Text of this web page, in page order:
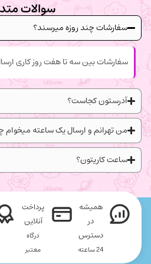
سوالات
سفارشات چند روزه میرسند؟
سفارشات بین سه تا هفت روز کاری
آدرستون کجاست؟
من تهرانم و ارسال یک ساعته میخوام
ساعت کاریتون؟
همیشه
در
دسترس
24 ساعته
پرداخت
آنلاین
درگاه
معتبر